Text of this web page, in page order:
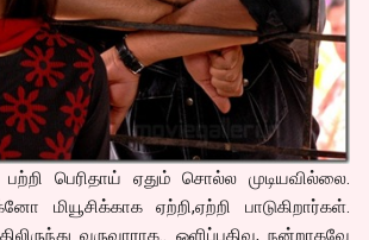
பெரிதாய் ஏதும் சொல்ல முடியவில்லை.
மியூசிக்காக ஏற்றி,ஏற்றி பாடுகிறார்கள்.
வருவாராக.. ஒளிப்பதிவு, நன்றாகவே